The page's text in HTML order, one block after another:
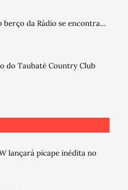
berço da Rádio se encontra...
do Taubaté Country Club
lançará picape inédita no